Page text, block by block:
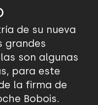
de su nueva
grandes
son algunas
para este
la firma de
Bobois.